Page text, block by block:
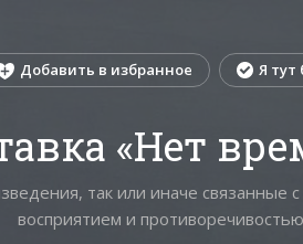
Добавить в избранное Я тут
«Нет
так или иначе связанные
восприятием и